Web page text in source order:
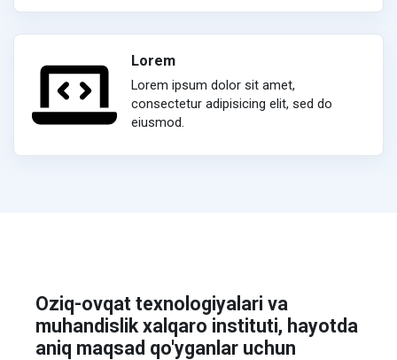
Lorem
Lorem ipsum dolor sit amet,
consectetur adipisicing elit, sed do
eiusmod.
Oziq-ovqat texnologiyalari va
muhandislik xalqaro instituti, hayotda
aniq maqsad qo'yganlar uchun